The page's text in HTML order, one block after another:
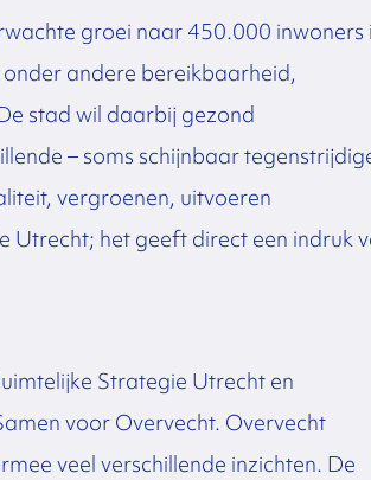
groei naar 450.000 inwoners
andere bereikbaarheid,
stad wil daarbij gezond
– soms schijnbaar
vergroenen, uitvoeren
Utrecht; het geeft direct een indruk
Strategie Utrecht en
voor Overvecht. Overvecht
veel verschillende inzichten. De